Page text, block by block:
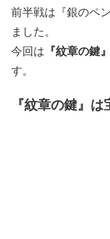
前半戦は『銀のペ
ました。
今回は 『紋章の鍵』
す。
『紋章の鍵』は